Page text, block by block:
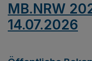
MB.NRW
14.07.2026